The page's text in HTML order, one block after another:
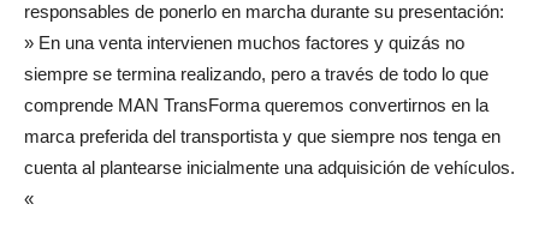
responsables de ponerlo en marcha durante su presentación:
» En una venta intervienen muchos factores y quizás no
siempre se termina realizando, pero a través de todo lo que
comprende MAN TransForma queremos convertirnos en la
marca preferida del transportista y que siempre nos tenga en
cuenta al plantearse inicialmente una adquisición de vehículos.
«